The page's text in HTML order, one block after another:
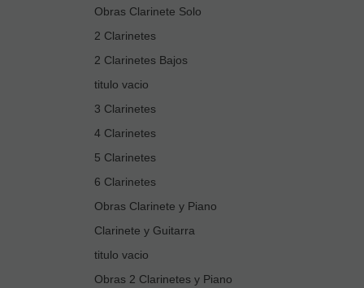
Obras Clarinete Solo
2 Clarinetes
2 Clarinetes Bajos
titulo vacio
3 Clarinetes
4 Clarinetes
5 Clarinetes
6 Clarinetes
Obras Clarinete y Piano
Clarinete y Guitarra
titulo vacio
Obras 2 Clarinetes y Piano